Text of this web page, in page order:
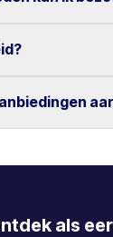
zijn
vóór
Knossos,
met
tarieven
als